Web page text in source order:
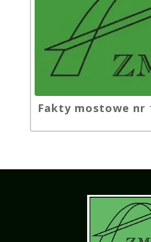
Fakty mostowe nr